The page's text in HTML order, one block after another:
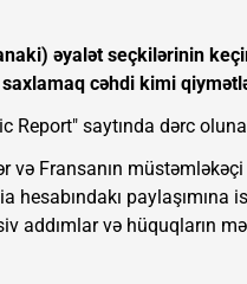
əyalət seçkilərinin
cəhdi kimi
Report" saytında dərc
Fransanın
hesabındakı paylaşımına
addımlar və hüquqların